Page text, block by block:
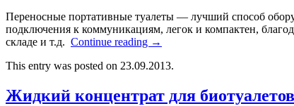
Переносные портативные туалеты — лучший способ
подключения к коммуникациям, легок и компактен,
складе и т.д. Continue reading →
This entry was posted on 23.09.2013.
Жидкий концентрат для